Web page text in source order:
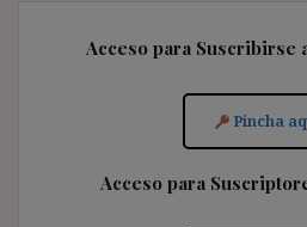
Acceso para Suscribirse
Pincha
Acceso para